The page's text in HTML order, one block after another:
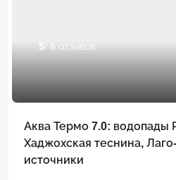
5/ 8 отзывов
Аква Термо 7.0: водопады
Хаджохская теснина,
источники